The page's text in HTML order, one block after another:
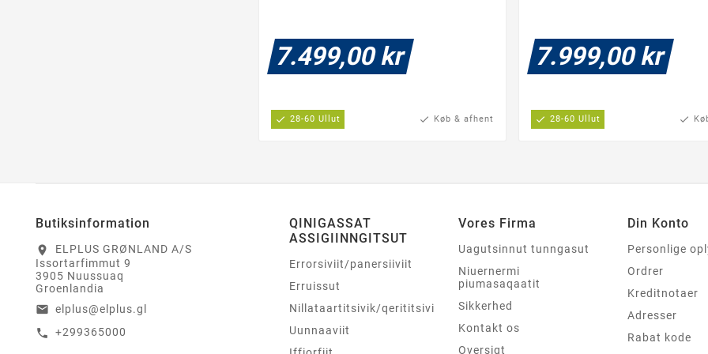
7.499,00 kr
check 28-60 Ullut check Køb & afhent
7.999,00 kr
check 28-60 Ullut check
Butiksinformation
location_on
ELPLUS GRØNLAND A/S
Issortarfimmut 9
3905 Nuussuaq
Groenlandia
email elplus@elplus.gl
call +299365000
QINIGASSAT
ASSIGIINNGITSUT
Errorsiviit/panersiiviit
Erruissut
Nillataartitsivik/qerititsivik
Uunnaaviit
Vores Firma
Uagutsinnut tunngasut
Niuernermi
piumasaqaatit
Sikkerhed
Kontakt os
Oversigt
Din Konto
Personlige
Ordrer
Kreditnotaer
Adresser
Rabat kode